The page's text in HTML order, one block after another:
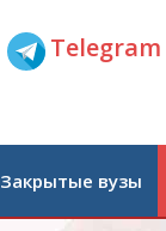
Telegram
Закрытые вузы